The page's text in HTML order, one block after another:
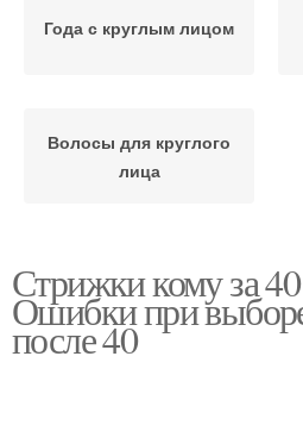
Года с круглым лицом
Волосы для круглого
лица
Стрижки кому за
Ошибки при
после 40